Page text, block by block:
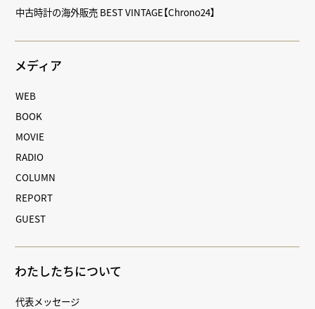
中古時計の海外販売 BEST VINTAGE【Chrono24】
メディア
WEB
BOOK
MOVIE
RADIO
COLUMN
REPORT
GUEST
わたしたちについて
代表メッセージ